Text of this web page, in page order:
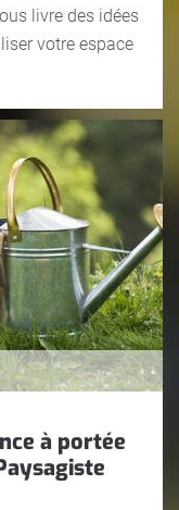
livre des idées
votre espace
à portée